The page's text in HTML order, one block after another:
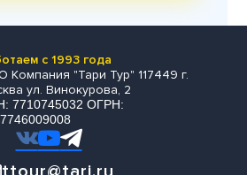
с 1993 года
Компания "Тари Тур" 117449 г.
ул. Винокурова, 2
7710745032 ОГРН: